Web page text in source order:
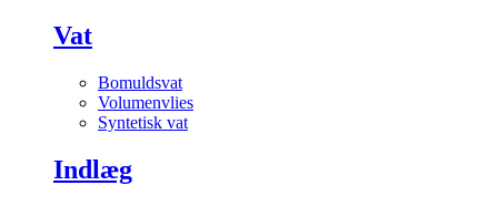
Vat
Bomuldsvat
Volumenvlies
Syntetisk vat
Indlæg